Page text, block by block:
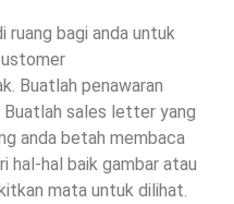
bagi anda untuk
Buatlah penawaran
Buatlah sales letter yang
anda betah membaca
hal-hal baik gambar atau
mata untuk dilihat.